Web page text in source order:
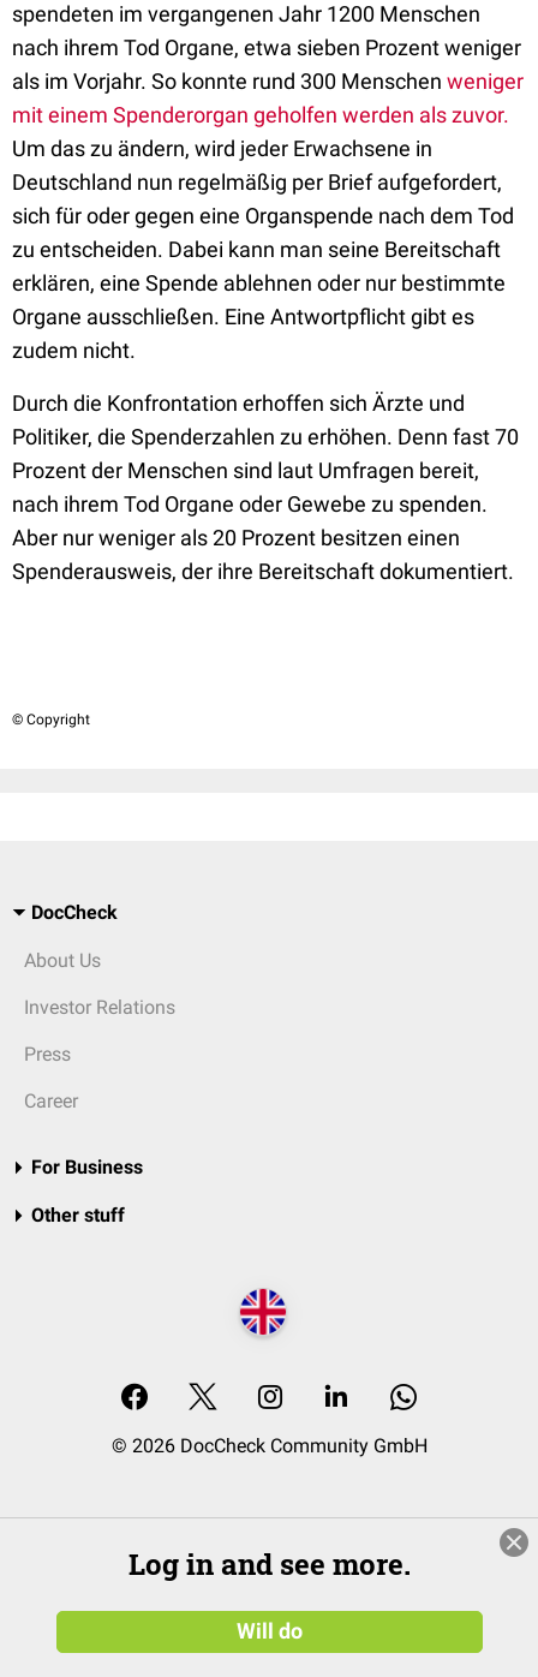
spendeten im vergangenen Jahr 1200 Menschen
nach ihrem Tod Organe, etwa sieben Prozent weniger
als im Vorjahr. So konnte rund 300 Menschen weniger
mit einem Spenderorgan geholfen werden als zuvor.
Um das zu ändern, wird jeder Erwachsene in
Deutschland nun regelmäßig per Brief aufgefordert,
sich für oder gegen eine Organspende nach dem Tod
zu entscheiden. Dabei kann man seine Bereitschaft
erklären, eine Spende ablehnen oder nur bestimmte
Organe ausschließen. Eine Antwortpflicht gibt es
zudem nicht.
Durch die Konfrontation erhoffen sich Ärzte und
Politiker, die Spenderzahlen zu erhöhen. Denn fast 70
Prozent der Menschen sind laut Umfragen bereit,
nach ihrem Tod Organe oder Gewebe zu spenden.
Aber nur weniger als 20 Prozent besitzen einen
Spenderausweis, der ihre Bereitschaft dokumentiert.
© Copyright
DocCheck
About Us
Investor Relations
Press
Career
For Business
Other stuff
© 2026 DocCheck Community GmbH
Log in and see more.
Will do